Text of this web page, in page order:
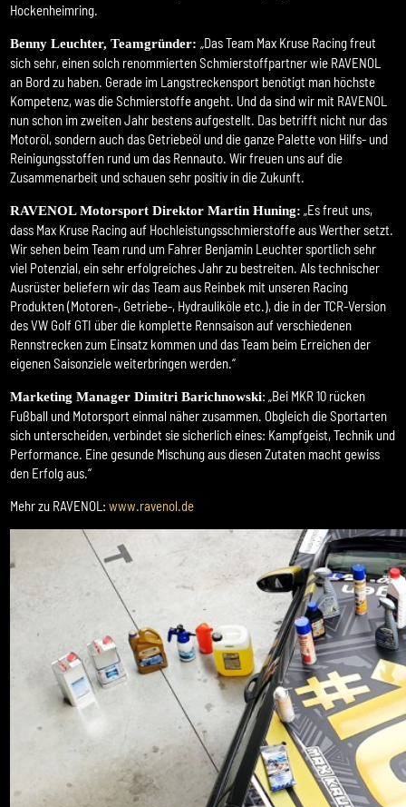
Hockenheimring.
Benny Leuchter, Teamgründer: „Das Team Max Kruse Racing freut
sich sehr, einen solch renommierten Schmierstoffpartner wie RAVENOL
an Bord zu haben. Gerade im Langstreckensport benötigt man höchste
Kompetenz, was die Schmierstoffe angeht. Und da sind wir mit RAVENOL
nun schon im zweiten Jahr bestens aufgestellt. Das betrifft nicht nur das
Motoröl, sondern auch das Getriebeöl und die ganze Palette von Hilfs- und
Reinigungsstoffen rund um das Rennauto. Wir freuen uns auf die
Zusammenarbeit und schauen sehr positiv in die Zukunft.
RAVENOL Motorsport Direktor Martin Huning: „Es freut uns,
dass Max Kruse Racing auf Hochleistungsschmierstoffe aus Werther setzt.
Wir sehen beim Team rund um Fahrer Benjamin Leuchter sportlich sehr
viel Potenzial, ein sehr erfolgreiches Jahr zu bestreiten. Als technischer
Ausrüster beliefern wir das Team aus Reinbek mit unseren Racing
Produkten (Motoren-, Getriebe-, Hydrauliköle etc.), die in der TCR-Version
des VW Golf GTI über die komplette Rennsaison auf verschiedenen
Rennstrecken zum Einsatz kommen und das Team beim Erreichen der
eigenen Saisonziele weiterbringen werden.“
Marketing Manager Dimitri Barichnowski: „Bei MKR 10 rücken
Fußball und Motorsport einmal näher zusammen. Obgleich die Sportarten
sich unterscheiden, verbindet sie sicherlich eines: Kampfgeist, Technik und
Performance. Eine gesunde Mischung aus diesen Zutaten macht gewiss
den Erfolg aus.“
Mehr zu RAVENOL:www.ravenol.de